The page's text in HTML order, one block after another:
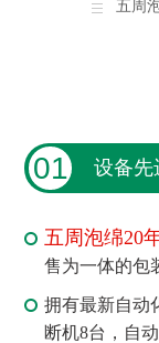
五周
01 设备先
五周泡绵20
售为一体的包
拥有最新自动
断机8台，自